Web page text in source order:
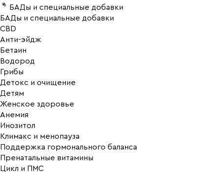
БАДы и специальные добавки
БАДы и специальные добавки
CBD
Анти-эйдж
Бетаин
Водород
Грибы
Детокс и очищение
Детям
Женское здоровье
Анемия
Инозитол
Климакс и менопауза
Поддержка гормонального баланса
Пренатальные витамины
Цикл и ПМС